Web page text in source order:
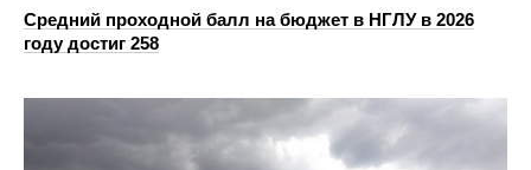
Средний проходной балл на бюджет в НГЛУ в 2026
году достиг 258